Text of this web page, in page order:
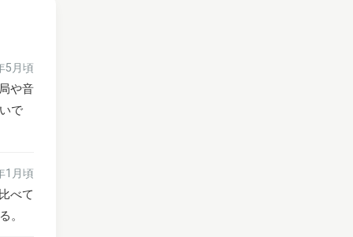
5月頃
や音
で
1月頃
べて
。